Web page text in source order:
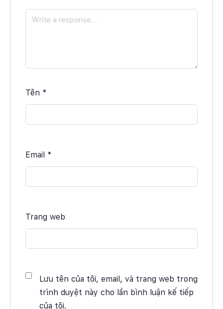
Tên *
Email *
Trang web
Lưu tên của tôi, email, và trang web trong
trình duyệt này cho lần bình luận kế tiếp
của tôi.